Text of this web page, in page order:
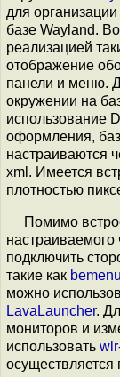
для
базе Wayland.
реализацией
отображение
панели и меню.
окружении на
использование
оформления,
настраиваются
xml. Имеется
плотностью
Помимо
подключить
такие как bemenu
можно
LavaLauncher.
мониторов и
использовать